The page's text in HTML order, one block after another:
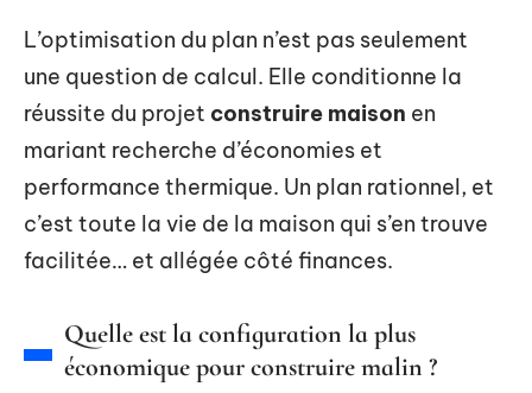
L’optimisation du plan n’est pas seulement
une question de calcul. Elle conditionne la
réussite du projet construire maison en
mariant recherche d’économies et
performance thermique. Un plan rationnel, et
c’est toute la vie de la maison qui s’en trouve
facilitée… et allégée côté finances.
Quelle est la configuration la plus
économique pour construire malin ?